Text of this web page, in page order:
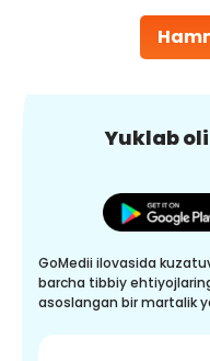
Yuklab
GoMedii ilovasida
barcha tibbiy
asoslangan bir martalik